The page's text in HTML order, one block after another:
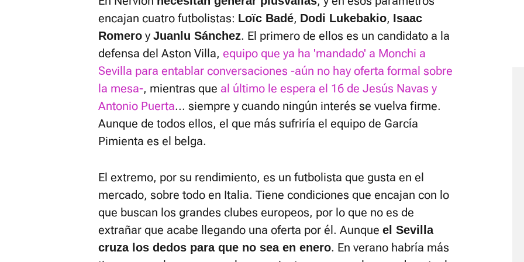
encajan cuatro futbolistas: Loïc Badé, Dodi Lukebakio, Isaac
Romero y Juanlu Sánchez. El primero de ellos es un candidato a la
defensa del Aston Villa, equipo que ya ha 'mandado' a Monchi a
Sevilla para entablar conversaciones -aún no hay oferta formal sobre
la mesa-, mientras que al último le espera el 16 de Jesús Navas y
Antonio Puerta... siempre y cuando ningún interés se vuelva firme.
Aunque de todos ellos, el que más sufriría el equipo de García
Pimienta es el belga.
El extremo, por su rendimiento, es un futbolista que gusta en el
mercado, sobre todo en Italia. Tiene condiciones que encajan con lo
que buscan los grandes clubes europeos, por lo que no es de
extrañar que acabe llegando una oferta por él. Aunque el Sevilla
cruza los dedos para que no sea en enero. En verano habría más